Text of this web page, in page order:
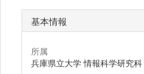
基本情報
所属
兵庫県立大学 情報科学研究